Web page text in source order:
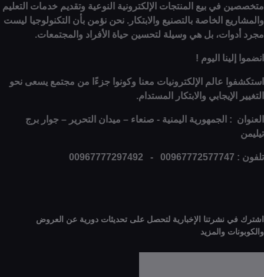
في بيع المنتجات الإلكترونية النوعية وتقديم خدمات التعليم
الخاصة بالتصنيع والابتكار. نحن نؤمن بأن التكنولوجيا ليست
بل هي وسيلة لتحسين حياة الأفراد والمجتمعات.
اليوم !
عالم الإلكترونيات معنا وكونوا جزءًا من مجتمع يسعى نحو
والابتكار المستدام.
: الجمهورية اليمنية - صنعاء – ميدان التحرير – جوار برج
نشرتنا الإخبارية لتحصل على تحديثات دورية عن العروض
والمزيد